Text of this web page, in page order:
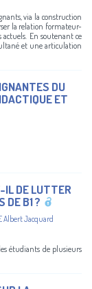
via la construction
la relation formateur-
En soutenant ce
et une articulation
DU
ET
IL DE LUTTER
DE B1 ?
Albert Jacquard
étudiants de plusieurs